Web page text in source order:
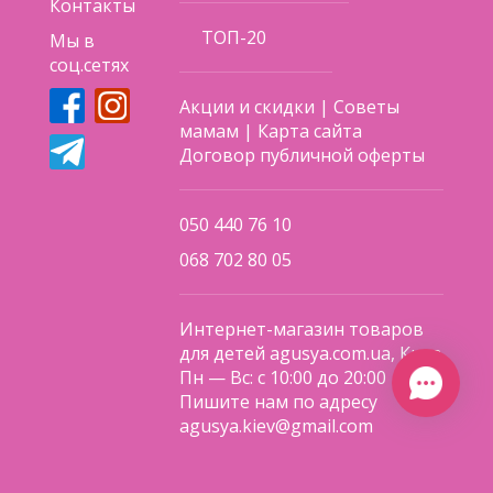
Кокосовый матрас
Съемная ручка
Вентилируемая люлька
Регулируемый подлокотник и спинка
прогулочного блока
Подставка для ног для люльки и прогулочного
блока
Перфорированная ручка
Дождевик и антимоскитная сетка
Корпус: 80 x 36 x 20 см.
Высота ручки: 90-120 см.
Ширина шасси: 59 см.
Контакты
Мы в
соц.сетях
ТОП-20
Акции и скидки |Советы
мамам | Карта сайта
Договор публичной оферты
050 440 76 10
068 702 80 05
Интернет-магазин товаров
для детей agusya.com.ua, Киев
Пн — Вс: с 10:00 до 20:00
Пишите нам по адресу
agusya.kiev@gmail.com